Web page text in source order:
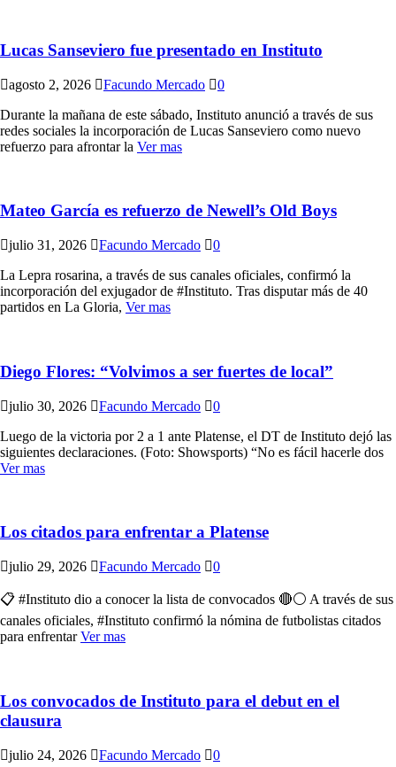
Lucas Sanseviero fue presentado en Instituto
agosto 2, 2026 Facundo Mercado
0
Durante la mañana de este sábado, Instituto anunció a través de sus
redes sociales la incorporación de Lucas Sanseviero como nuevo
refuerzo para afrontar la Ver mas
Mateo García es refuerzo de Newell’s Old Boys
julio 31, 2026 Facundo Mercado
0
La Lepra rosarina, a través de sus canales oficiales, confirmó la
incorporación del exjugador de #Instituto. Tras disputar más de 40
partidos en La Gloria, Ver mas
Diego Flores: “Volvimos a ser fuertes de local”
julio 30, 2026 Facundo Mercado
0
Luego de la victoria por 2 a 1 ante Platense, el DT de Instituto dejó las
siguientes declaraciones. (Foto: Showsports) “No es fácil hacerle dos
Ver mas
Los citados para enfrentar a Platense
julio 29, 2026 Facundo Mercado 0
📋 #Instituto dio a conocer la lista de convocados 🔴⚪ A través de sus
canales oficiales, #Instituto confirmó la nómina de futbolistas citados
para enfrentarVer mas
Los convocados de Instituto para el debut en el
clausura
julio 24, 2026 Facundo Mercado 0